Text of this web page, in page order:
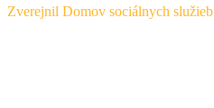
Zverejnil Domov sociálnych služieb